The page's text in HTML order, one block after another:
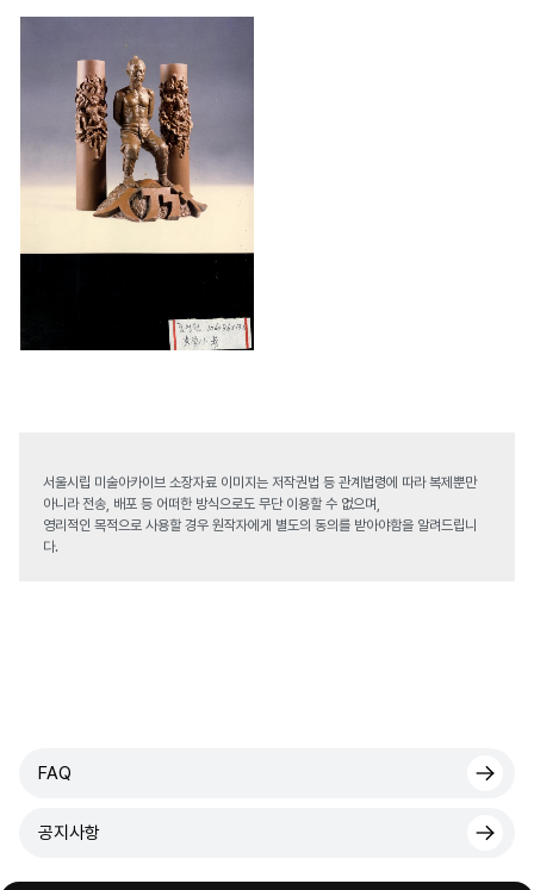
서울시립 미술아카이브 소장자료 이미지는 저작권법 등 관계법령에 따라 복제뿐만
아니라 전송, 배포 등 어떠한 방식으로도 무단 이용할 수 없으며,
영리적인 목적으로 사용할 경우 원작자에게 별도의 동의를 받아야함을 알려드립니
다.
FAQ
공지사항